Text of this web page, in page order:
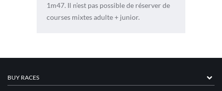
1m47. Il n’est pas possible de réserver de
courses mixtes adulte + junior.
BUY RACES